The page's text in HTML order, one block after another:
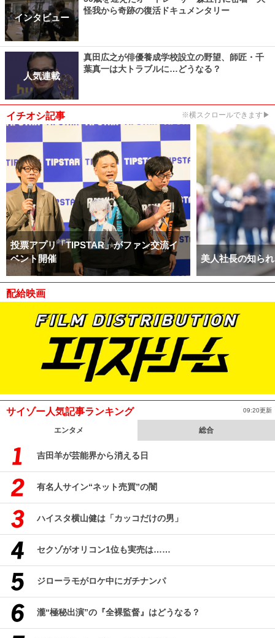
インタビュー
怪我から奇跡の復活ドキュメンタリー
人気連載
真田広之が俳優養成学校設立の野望、師匠・千
葉真一は大トラブルに…どうなる？
イチオシ記事 ※横スクロールできます▶
投票アプリ「TIPSTAR」がファン交流イ
ベント開催
美人社長の知ら
配給映画
サイゾー人気記事ランキング 09:20更新
エンタメ 総合
吉田羊が芸能界から消える日
有名人サイン“ネット売買”の闇
ハイスタ横山健は「カッコだけの男」
セクゾがオリコン1位も実売は……
ジローラモがロケ中にガチナンパ
瀧“極秘出演”の『全裸監督』はどうなる？